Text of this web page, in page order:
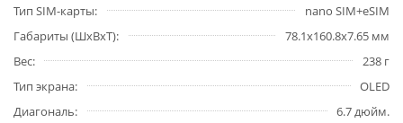
Тип SIM-карты
nano SIM+eSIM
Габариты (ШxВxТ)
78.1x160.8x7.65 мм
Вес
238 г
Тип экрана
OLED
Диагональ
6.7 дюйм.